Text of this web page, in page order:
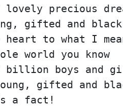
lovely precious
gifted and
heart to what I
world you know
billion boys and
gifted and
a fact!